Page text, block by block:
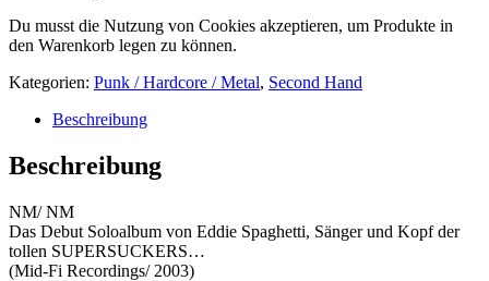
Du musst die Nutzung von Cookies akzeptieren, um Produkte in
den Warenkorb legen zu können.
Kategorien: Punk / Hardcore / Metal, Second Hand
Beschreibung
Beschreibung
NM/ NM
Das Debut Soloalbum von Eddie Spaghetti, Sänger und Kopf der
tollen SUPERSUCKERS…
(Mid-Fi Recordings/ 2003)